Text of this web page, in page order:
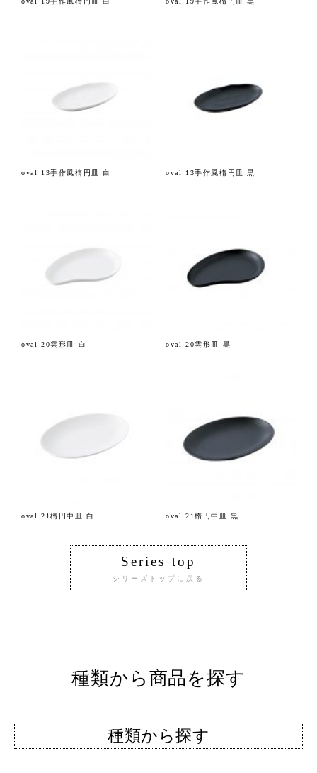
oval 13手作風楕円皿 白 oval 13手作風楕円皿 黒
oval 20雲形皿 白 oval 20雲形皿 黒
oval 21楕円中皿 白 oval 21楕円中皿 黒
Series top
シリーズトップに戻る
種類から商品を探す
種類から探す